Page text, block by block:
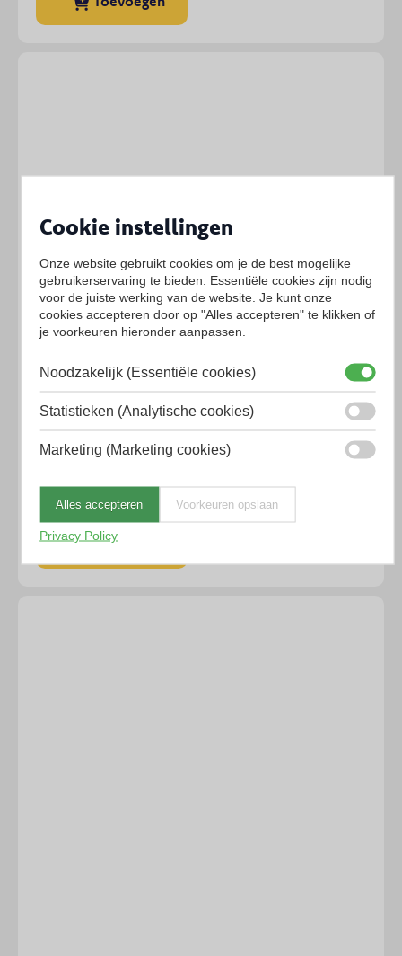
Blockit doseerpistool 210ml
Op voorraad
Toevoegen
Cookie instellingen
Onze website gebruikt cookies om je de best mogelijke
gebruikerservaring te bieden. Essentiële cookies zijn nodig
voor de juiste werking van de website. Je kunt onze
cookies accepteren door op "Alles accepteren" te klikken of
je voorkeuren hieronder aanpassen.
Noodzakelijk (Essentiële cookies)
Statistieken (Analytische cookies)
Marketing (Marketing cookies)
Alles accepteren Voorkeuren opslaan
Privacy Policy